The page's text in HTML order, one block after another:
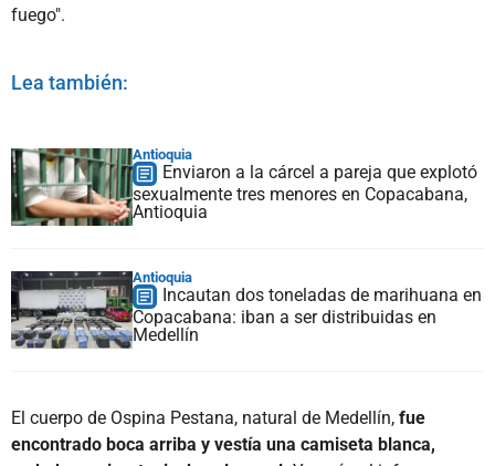
fuego".
Lea también:
Antioquia
Enviaron a la cárcel a pareja que explotó
sexualmente tres menores en Copacabana,
Antioquia
Antioquia
Incautan dos toneladas de marihuana en
Copacabana: iban a ser distribuidas en
Medellín
El cuerpo de Ospina Pestana, natural de Medellín, fue
encontrado boca arriba y vestía una camiseta blanca,